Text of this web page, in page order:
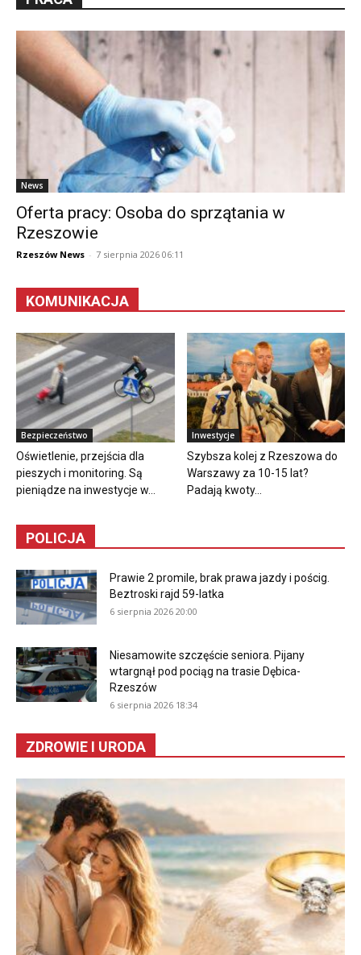
News
Oferta pracy: Osoba do sprzątania w
Rzeszowie
Rzeszów News - 7 sierpnia 2026 06:11
KOMUNIKACJA
Bezpieczeństwo
Oświetlenie, przejścia dla
pieszych i monitoring. Są
pieniądze na inwestycje w...
Inwestycje
Szybsza kolej z Rzeszowa do
Warszawy za 10-15 lat?
Padają kwoty...
POLICJA
Prawie 2 promile, brak prawa jazdy i pościg.
Beztroski rajd 59-latka
6 sierpnia 2026 20:00
Niesamowite szczęście seniora. Pijany
wtargnął pod pociąg na trasie Dębica-
Rzeszów
6 sierpnia 2026 18:34
ZDROWIE I URODA